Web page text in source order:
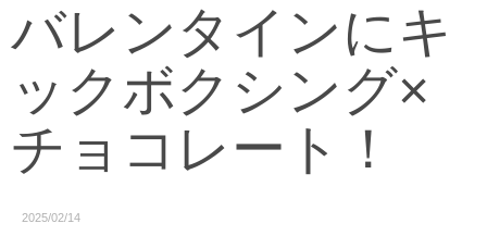
バレンタインにキ
ックボクシング×
チョコレート！
2025/02/14